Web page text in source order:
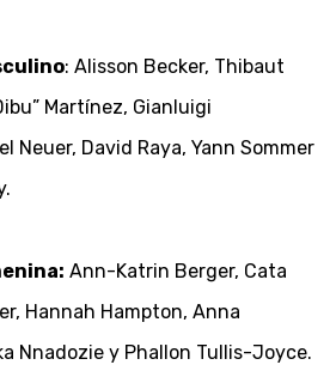
: Alisson Becker, Thibaut
Martínez, Gianluigi
Neuer, David Raya, Yann Sommer
Ann-Katrin Berger, Cata
Hannah Hampton, Anna
Nnadozie y Phallon Tullis-Joyce.